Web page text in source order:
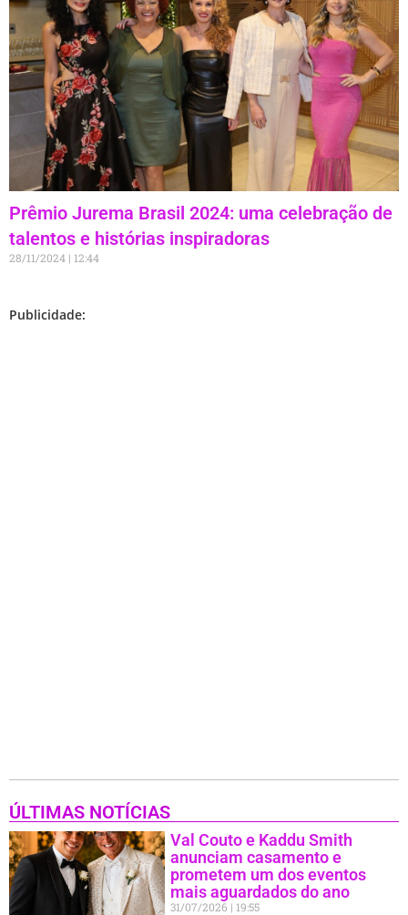
Prêmio Jurema Brasil 2024: uma celebração de
talentos e histórias inspiradoras
28/11/2024 12:44
Publicidade:
ÚLTIMAS NOTÍCIAS
Val Couto e Kaddu Smith
anunciam casamento e
prometem um dos eventos
mais aguardados do ano
31/07/2026 19:55